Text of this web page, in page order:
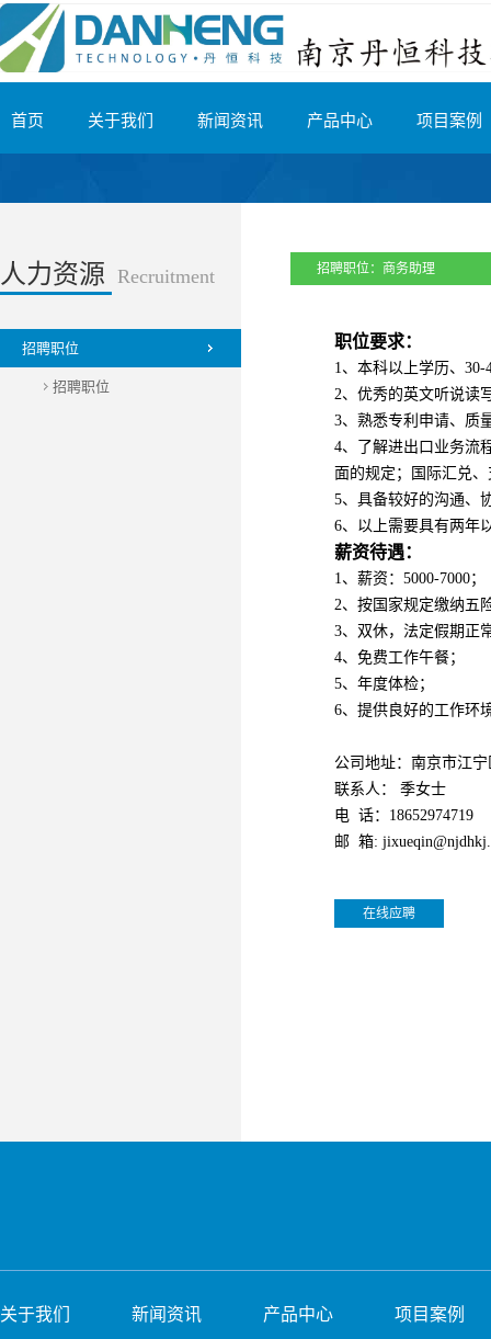
首页 关于我们 新闻资讯 产品中心 项目案例
人力资源 Recruitment
招聘职位
招聘职位
招聘职位： 商务助理
职位要求：
1、本科以上学历、
2、优秀的英文听说读
3、熟悉专利申请、质
4、了解进出口业务流
面的规定；国际汇兑
5、具备较好的沟通、
6、以上需要具有两年
薪资待遇：
1、薪资：5000-7000；
2、按国家规定缴纳五
3、双休，法定假期正
4、免费工作午餐；
5、年度体检；
6、提供良好的工作环
公司地址：南京市江
联系人： 季女士
电 话：18652974719
邮 箱:
在线应聘
关于我们 新闻资讯 产品中心 项目案例